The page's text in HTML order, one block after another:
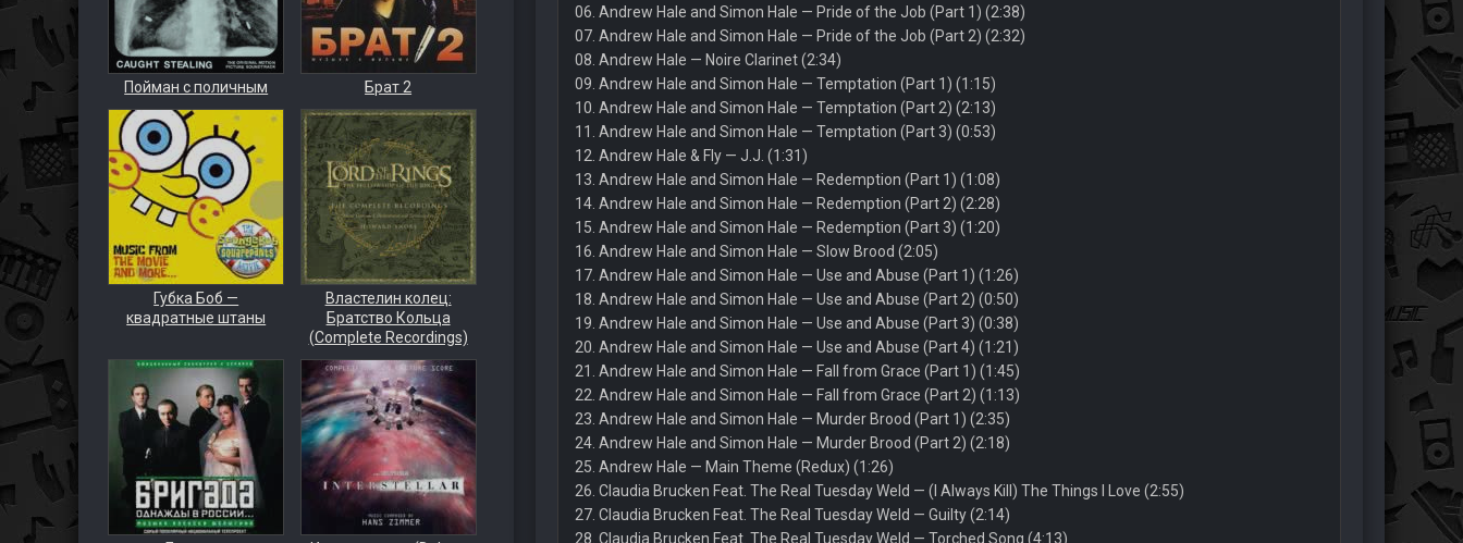
Пойман с поличным Брат 2
Губка Боб —
квадратные штаны
Властелин колец:
Братство Кольца
(Complete Recordings)
06. Andrew Hale and Simon Hale — Pride of the Job (Part 1) (2:38)
07. Andrew Hale and Simon Hale — Pride of the Job (Part 2) (2:32)
08. Andrew Hale — Noire Clarinet (2:34)
09. Andrew Hale and Simon Hale — Temptation (Part 1) (1:15)
10. Andrew Hale and Simon Hale — Temptation (Part 2) (2:13)
11. Andrew Hale and Simon Hale — Temptation (Part 3) (0:53)
12. Andrew Hale & Fly — J.J. (1:31)
13. Andrew Hale and Simon Hale — Redemption (Part 1) (1:08)
14. Andrew Hale and Simon Hale — Redemption (Part 2) (2:28)
15. Andrew Hale and Simon Hale — Redemption (Part 3) (1:20)
16. Andrew Hale and Simon Hale — Slow Brood (2:05)
17. Andrew Hale and Simon Hale — Use and Abuse (Part 1) (1:26)
18. Andrew Hale and Simon Hale — Use and Abuse (Part 2) (0:50)
19. Andrew Hale and Simon Hale — Use and Abuse (Part 3) (0:38)
20. Andrew Hale and Simon Hale — Use and Abuse (Part 4) (1:21)
21. Andrew Hale and Simon Hale — Fall from Grace (Part 1) (1:45)
22. Andrew Hale and Simon Hale — Fall from Grace (Part 2) (1:13)
23. Andrew Hale and Simon Hale — Murder Brood (Part 1) (2:35)
24. Andrew Hale and Simon Hale — Murder Brood (Part 2) (2:18)
25. Andrew Hale — Main Theme (Redux) (1:26)
26. Claudia Brucken Feat. The Real Tuesday Weld — (I Always Kill) The Things I Love (2:55)
27. Claudia Brucken Feat. The Real Tuesday Weld — Guilty (2:14)
28. Claudia Brucken Feat. The Real Tuesday Weld — Torched Song (4:13)